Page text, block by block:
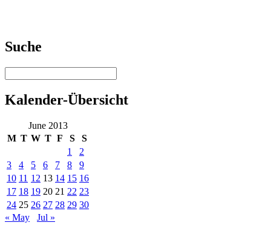
Suche
Kalender-Übersicht
June 2013
M T W T F S
S
1
2
3
4 5 6 7 8
9
10 11 12 13 14 15 16
17 18 19 20 21 22 23
24 25 26 27 28 29 30
« May
Jul »